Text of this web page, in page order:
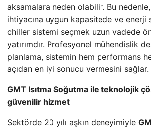
aksamalara neden olabilir. Bu
ihtiyacına uygun kapasitede ve enerji
chiller sistemi seçmek uzun vadede
yatırımdır. Profesyonel mühendislik
planlama, sistemin hem performans
açıdan en iyi sonucu vermesini sağlar.
GMT Isıtma Soğutma ile teknolojik
güvenilir hizmet
Sektörde 20 yılı aşkın deneyimiyle